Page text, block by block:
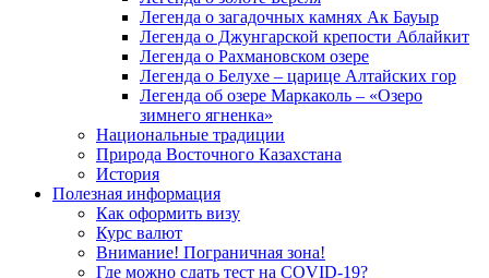
Легенда о загадочных камнях Ак Бауыр
Легенда о Джунгарской крепости Аблайкит
Легенда о Рахмановском озере
Легенда о Белухе – царице Алтайских гор
Легенда об озере Маркаколь – «Озеро
зимнего ягненка»
Национальные традиции
Природа Восточного Казахстана
История
Полезная информация
Как оформить визу
Курс валют
Внимание! Пограничная зона!
Где можно сдать тест на COVID-19?